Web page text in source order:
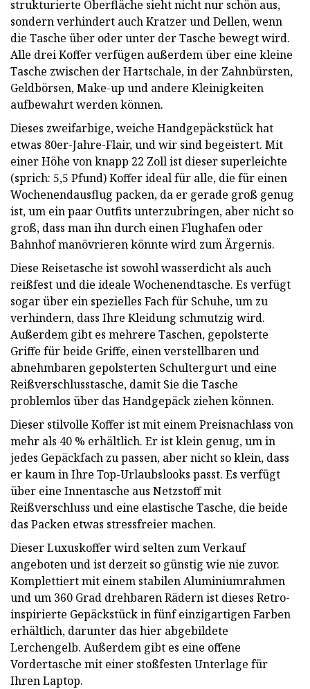
strukturierte Oberfläche sieht nicht nur schön aus,
sondern verhindert auch Kratzer und Dellen, wenn
die Tasche über oder unter der Tasche bewegt wird.
Alle drei Koffer verfügen außerdem über eine kleine
Tasche zwischen der Hartschale, in der Zahnbürsten,
Geldbörsen, Make-up und andere Kleinigkeiten
aufbewahrt werden können.
Dieses zweifarbige, weiche Handgepäckstück hat
etwas 80er-Jahre-Flair, und wir sind begeistert. Mit
einer Höhe von knapp 22 Zoll ist dieser superleichte
(sprich: 5,5 Pfund) Koffer ideal für alle, die für einen
Wochenendausflug packen, da er gerade groß genug
ist, um ein paar Outfits unterzubringen, aber nicht so
groß, dass man ihn durch einen Flughafen oder
Bahnhof manövrieren könnte wird zum Ärgernis.
Diese Reisetasche ist sowohl wasserdicht als auch
reißfest und die ideale Wochenendtasche. Es verfügt
sogar über ein spezielles Fach für Schuhe, um zu
verhindern, dass Ihre Kleidung schmutzig wird.
Außerdem gibt es mehrere Taschen, gepolsterte
Griffe für beide Griffe, einen verstellbaren und
abnehmbaren gepolsterten Schultergurt und eine
Reißverschlusstasche, damit Sie die Tasche
problemlos über das Handgepäck ziehen können.
Dieser stilvolle Koffer ist mit einem Preisnachlass von
mehr als 40 % erhältlich. Er ist klein genug, um in
jedes Gepäckfach zu passen, aber nicht so klein, dass
er kaum in Ihre Top-Urlaubslooks passt. Es verfügt
über eine Innentasche aus Netzstoff mit
Reißverschluss und eine elastische Tasche, die beide
das Packen etwas stressfreier machen.
Dieser Luxuskoffer wird selten zum Verkauf
angeboten und ist derzeit so günstig wie nie zuvor.
Komplettiert mit einem stabilen Aluminiumrahmen
und um 360 Grad drehbaren Rädern ist dieses Retro-
inspirierte Gepäckstück in fünf einzigartigen Farben
erhältlich, darunter das hier abgebildete
Lerchengelb. Außerdem gibt es eine offene
Vordertasche mit einer stoßfesten Unterlage für
Ihren Laptop.